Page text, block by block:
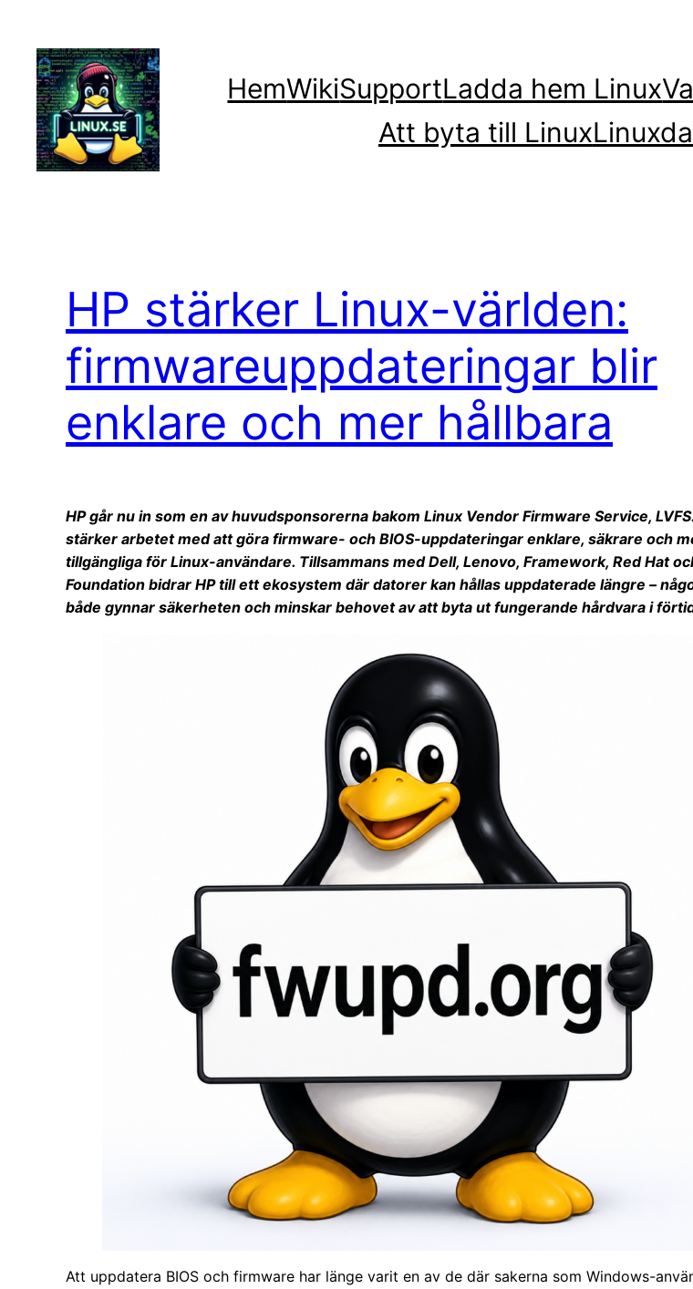
innehåll
HemWikiSupportLadda hem Linux
Att byta till Linux
HP stärker Linux-världen:
firmwareuppdateringar blir
enklare och mer hållbara
HP går nu in som en av huvudsponsorerna bakom Linux Vendor Firmware Service,
stärker arbetet med att göra firmware- och BIOS-uppdateringar enklare, säkrare och
tillgängliga för Linux-användare. Tillsammans med Dell, Lenovo, Framework, Red Hat
Foundation bidrar HP till ett ekosystem där datorer kan hållas uppdaterade längre –
både gynnar säkerheten och minskar behovet av att byta ut fungerande hårdvara i
Att uppdatera BIOS och firmware har länge varit en av de där sakerna som Windows-